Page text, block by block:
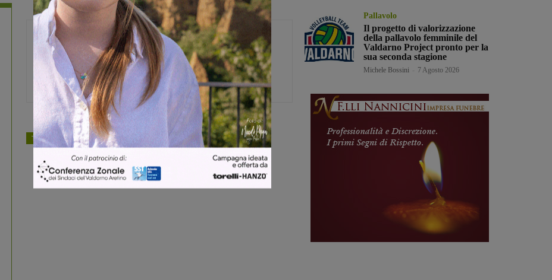
Martina Giardi
TAGS cultura
Share
Pallavolo
Il progetto di valorizzazione
della pallavolo femminile del
Valdarno Project pronto per la
sua seconda stagione
Michele Bossini 7 Agosto 2026